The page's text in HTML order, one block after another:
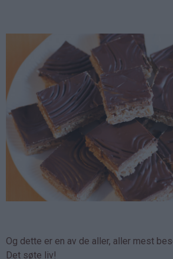
Og dette er en av de aller, aller mest
Det søte liv!